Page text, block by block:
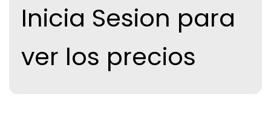
Inicia Sesion para
ver los precios